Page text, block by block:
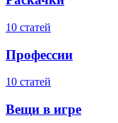
10 статей
Профессии
10 статей
Вещи в игре